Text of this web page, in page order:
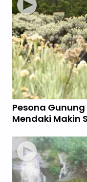
Pesona
Mendaki Makin